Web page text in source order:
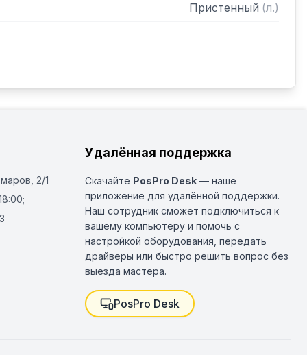
Пристенный (л.)
2/1
Удалённая поддержка
Скачайте PosPro Desk — наше
приложение для удалённой поддержки.
Наш сотрудник сможет подключиться к
вашему компьютеру и помочь с
настройкой оборудования, передать
драйверы или быстро решить вопрос без
выезда мастера.
PosPro Desk